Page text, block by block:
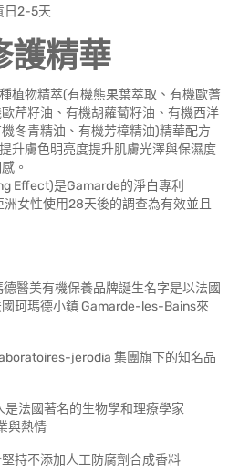
日2-5天
護精華
植物精萃(有機熊果葉萃取、有機歐蓍
芹籽油、有機胡蘿蔔籽油、有機西洋
冬青精油、有機芳樟精油)精華配方
升膚色明亮度提升肌膚光澤與保濕度
。
Effect)是Gamarde的淨白專利
女性使用28天後的調查為有效並且
德醫美有機保養品牌誕生名字是以法國
珂瑪德小鎮 Gamarde-les-Bains來
jerodia 集團旗下的知名品
是法國著名的生物學和理療學家
與熱情
持不添加人工防腐劑合成香料